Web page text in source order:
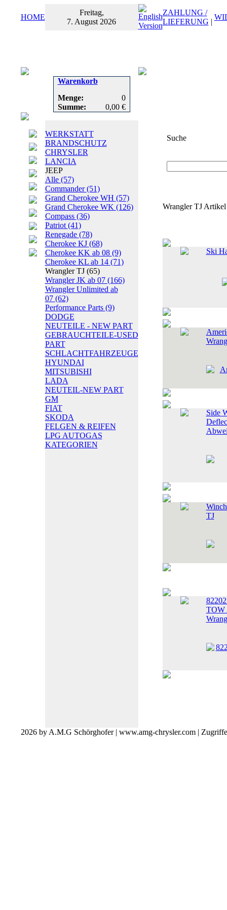
HOME
Freitag,
7. August 2026
ZAHLUNG /
LIEFERUNG |
Warenkorb
Menge:
0
Summe:
0,00 €
WERKSTATT
BRANDSCHUTZ
CHRYSLER
LANCIA
JEEP
Alle (57)
Commander(51)
Grand Cherokee WH (57)
Grand Cherokee WK (126)
Compass (36)
Patriot (41)
Renegade (78)
Cherokee KJ (68)
Cherokee KK ab 08 (9)
Cherokee KL ab 14 (71)
Wrangler TJ (65)
Wrangler JK ab 07 (166)
Wrangler Unlimited ab
07 (62)
Performance Parts (9)
DODGE
NEUTEILE - NEW PART
GEBRAUCHTEILE-USED
PART
SCHLACHTFAHRZEUGE
HYUNDAI
MITSUBISHI
LADA
NEUTEIL-NEW PART
GM
FIAT
SKODA
FELGEN & REIFEN
LPG AUTOGAS
KATEGORIEN
Suche
Wrangler TJ Artikel
Ski
Side
TJ
TOW
2026 by A.M.G Schörghofer | www.amg-chrysler.com |